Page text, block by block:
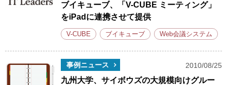
ブイキューブ、「V-CUBE ミーティング」
をiPadに連携させて提供
V-CUBE ブイキューブ Web会議システム
事例ニュース 2010/08/25
九州大学、サイボウズの大規模向けグルー